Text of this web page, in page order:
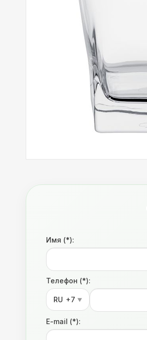
Имя (*):
Телефон (*):
RU +7 ▼
E-mail (*):